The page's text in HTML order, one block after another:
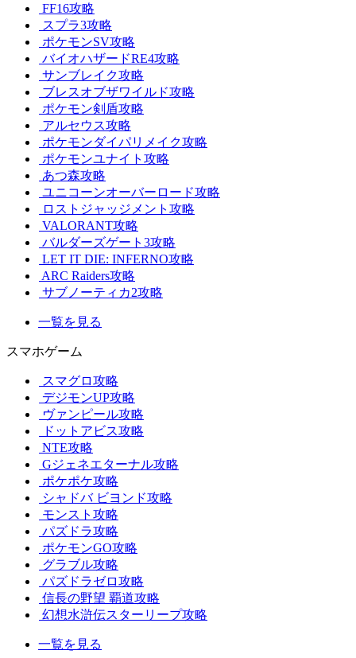
FF16攻略
スプラ3攻略
ポケモンSV攻略
バイオハザードRE4攻略
サンブレイク攻略
ブレスオブザワイルド攻略
ポケモン剣盾攻略
アルセウス攻略
ポケモンダイパリメイク攻略
ポケモンユナイト攻略
あつ森攻略
ユニコーンオーバーロード攻略
ロストジャッジメント攻略
VALORANT攻略
バルダーズゲート3攻略
LET IT DIE: INFERNO攻略
ARC Raiders攻略
サブノーティカ2攻略
一覧を見る
スマホゲーム
スマグロ攻略
デジモンUP攻略
ヴァンピール攻略
ドットアビス攻略
NTE攻略
Gジェネエターナル攻略
ポケポケ攻略
シャドバ ビヨンド攻略
モンスト攻略
パズドラ攻略
ポケモンGO攻略
グラブル攻略
パズドラゼロ攻略
信長の野望 覇道攻略
幻想水滸伝スターリープ攻略
一覧を見る